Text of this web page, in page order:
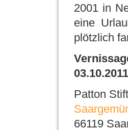
2001 in
eine
plötzlich
03.10.2011
Patton
66119